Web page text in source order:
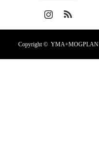
Copyright © YMA+MOGPLAN